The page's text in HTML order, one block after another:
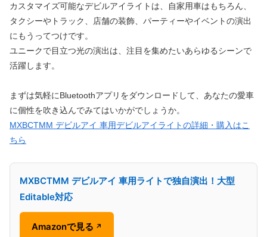
カスタマイズ可能なデビルアイライトは、自家用車はもちろん、
タクシーやトラック、店舗の装飾、パーティーやイベントの演出
にもうってつけです。
ユニークで目立つ光の演出は、注目を集めたいあらゆるシーンで
活躍します。
まずは気軽にBluetoothアプリをダウンロードして、あなたの愛車
に個性を吹き込んでみてはいかがでしょうか。
MXBCTMM デビルアイ 車用デビルアイライトの詳細・購入はこ
ちら
MXBCTMM デビルアイ 車用ライトで独自演出！大型
Editable対応
Amazonで見る ↗